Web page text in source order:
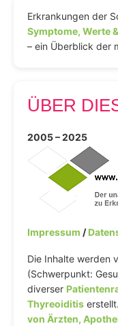
Erkrankungen der
Symptome, Werte
– ein Überblick der
ÜBER
2005 – 2025
Impressum /
Die Inhalte werden
(Schwerpunkt:
diverser
Thyreoiditis
von Ärzten,